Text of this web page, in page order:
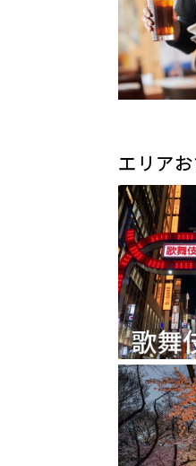
エリア